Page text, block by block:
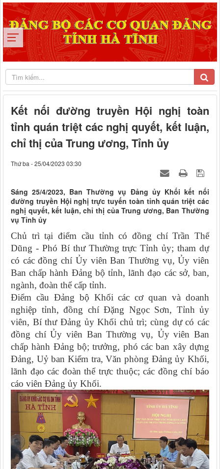
Kết nối đường truyền Hội nghị toàn
tỉnh quán triệt các nghị quyết, kết luận,
chỉ thị của Trung ương, Tỉnh ủy
Thứ ba - 25/04/2023 03:30
Sáng 25/4/2023, Ban Thường vụ Đảng ủy Khối kết nối
đường truyền Hội nghị trực tuyến toàn tỉnh quán triệt các
nghị quyết, kết luận, chỉ thị của Trung ương, Ban Thường
vụ Tỉnh ủy
Chủ trì tại điểm cầu tỉnh có đồng chí Trần Thế
Dũng - Phó Bí thư Thường trực Tỉnh ủy; tham dự
có các đồng chí Ủy viên Ban Thường vụ, Ủy viên
Ban chấp hành Đảng bộ tỉnh, lãnh đạo các sở, ban,
ngành, đoàn thể cấp tỉnh.
Điểm cầu Đảng bộ Khối các cơ quan và doanh
nghiệp tỉnh, đồng chí Đặng Ngọc Sơn, Tỉnh ủy
viên, Bí thư Đảng ủy Khối chủ trì; cùng dự có các
đồng chí Ủy viên Ban Thường vụ, Ủy viên Ban
chấp hành Đảng bộ; trưởng, phó các ban xây dựng
Đảng, Uỷ ban Kiểm tra, Văn phòng Đảng ủy Khối,
lãnh đạo các đoàn thể trực thuộc; các đồng chí báo
cáo viên Đảng ủy Khối.